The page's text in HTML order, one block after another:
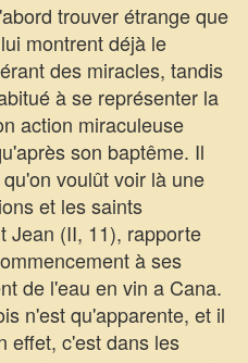
trouver étrange que
montrent déjà le
des miracles, tandis
à se représenter la
action miraculeuse
son baptême. Il
voulût voir là une
et les saints
Jean (II, 11), rapporte
à ses
de l'eau en vin a Cana.
n'est qu'apparente, et il
effet, c'est dans les